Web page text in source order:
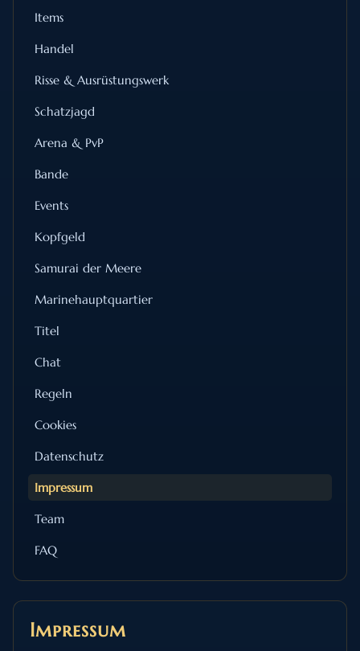
Items
Handel
Risse & Ausrüstungswerk
Schatzjagd
Arena & PvP
Bande
Events
Kopfgeld
Samurai der Meere
Marinehauptquartier
Titel
Chat
Regeln
Cookies
Datenschutz
Impressum
Team
FAQ
Impressum